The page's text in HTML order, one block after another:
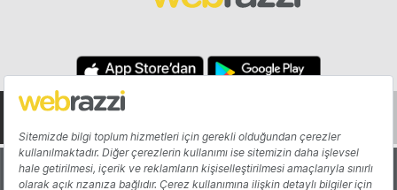
Hakkında Yazarlar